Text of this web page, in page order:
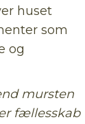
huset
som
og
mursten
fællesskab